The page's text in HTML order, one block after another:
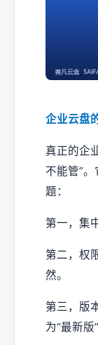
企业云盘
真正的企
不能管”
题：
第一，集
第二，权
然。
第三，版
为“最新版